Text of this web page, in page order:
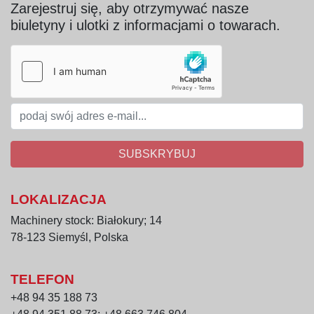
Zarejestruj się, aby otrzymywać nasze
biuletyny i ulotki z informacjami o towarach.
SUBSKRYBUJ
LOKALIZACJA
Machinery stock: Białokury; 14
78-123 Siemyśl, Polska
TELEFON
+48 94 35 188 73